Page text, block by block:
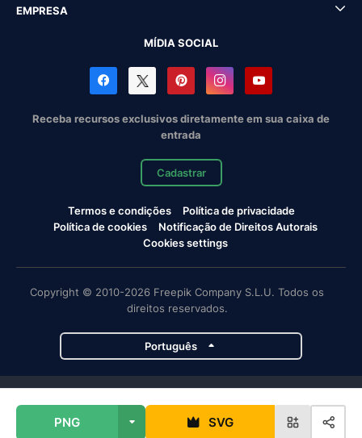
PNG SVG
EMPRESA
MÍDIA SOCIAL
Receba recursos exclusivos diretamente em sua caixa de
entrada
Cadastrar
Termos e condições
Política de privacidade
Política de cookies
Notificação de Direitos Autorais
Cookies settings
Copyright © 2010-2026 Freepik Company S.L.U. Todos os
direitos reservados.
Português